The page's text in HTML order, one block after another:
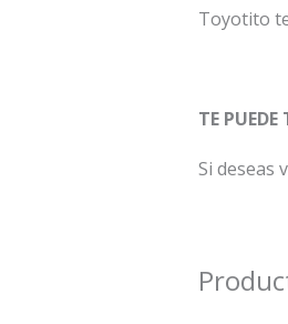
Toyotito
TE
Si deseas